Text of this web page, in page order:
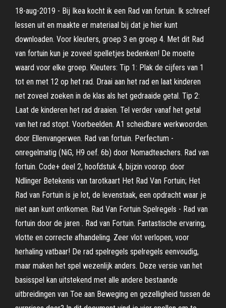
18-aug-2019 - Bij Ikea kocht ik een Rad van fortuin. Ik schreef
lessen uit en maakte er materiaal bij dat je hier kunt
downloaden. Voor kleuters, groep 3 en groep 4. Met dit Rad
van fortuin kun je zoveel spelletjes bedenken! De moeite
waard voor elke groep. Kleuters: Tip 1: Plak de cijfers van 1
tot en met 12 op het rad. Draai aan het rad en laat kinderen
net zoveel zoeken in de klas als het gedraaide getal. Tip 2:
Laat de kinderen het rad draaien. Tel verder vanaf het getal
van het rad stopt. Voorbeelden. A1 scheidbare werkwoorden.
door Ellenvangerwen. Rad van fortuin. Perfectum -
onregelmatig (NiG, H9 oef. 6b) door Nomadteachers. Rad van
fortuin. Code+ deel 2, hoofdstuk 4, bijzin voorop. door
Ndlinger Betekenis van tarotkaart Het Rad Van Fortuin; Het
Rad van Fortuin is je lot, de levenstaak, een opdracht waar je
niet aan kunt ontkomen. Rad Van Fortuin Spelregels - Rad van
fortuin door de jaren . Rad van Fortuin. Fantastische ervaring,
vlotte en correcte afhandeling. Zeer vlot verlopen, voor
herhaling vatbaar! De rad spelregels spelregels eenvoudig,
maar maken het spel wezenlijk anders. Deze versie van het
basisspel kan uitstekend met alle andere bestaande
uitbreidingen van Toe aan Beweging en gezelligheid tussen de